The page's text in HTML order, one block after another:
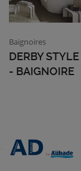
Baignoires
DERBY STYLE
- BAIGNOIRE